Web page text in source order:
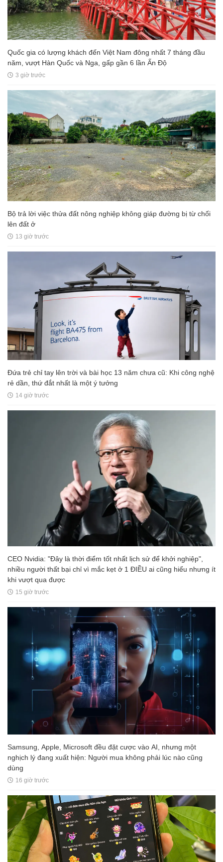
Quốc gia có lượng khách đến Việt Nam đông nhất 7 tháng đầu
năm, vượt Hàn Quốc và Nga, gấp gần 6 lần Ấn Độ
3 giờ trước
Bộ trả lời việc thửa đất nông nghiệp không giáp đường bị từ chối
lên đất ở
13 giờ trước
Đứa trẻ chỉ tay lên trời và bài học 13 năm chưa cũ: Khi công nghệ
rẻ dần, thứ đắt nhất là một ý tưởng
14 giờ trước
CEO Nvidia: "Đây là thời điểm tốt nhất lịch sử để khởi nghiệp",
nhiều người thất bại chỉ vì mắc kẹt ở 1 ĐIỀU ai cũng hiểu nhưng ít
khi vượt qua được
15 giờ trước
Samsung, Apple, Microsoft đều đặt cược vào AI, nhưng một
nghịch lý đang xuất hiện: Người mua không phải lúc nào cũng
dùng
16 giờ trước